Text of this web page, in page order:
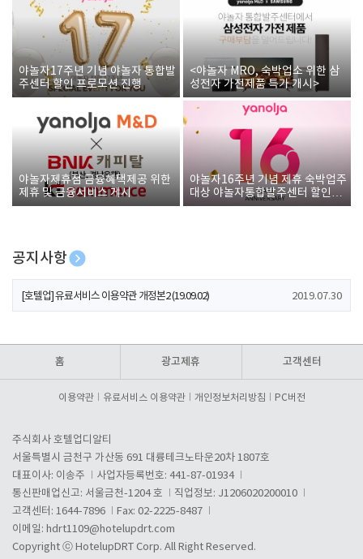
야놀자17주년 기념 야놀자 통합발
주센터 할인 프로모션 진행
<야놀자 MRO, 숙박업소 위한 삼
성전자 가전제품 특가 개시>
야놀자제휴점 금융혜택제공 위한
제휴 및 금융서비스 게시
야놀자16주년 기념 제휴 숙박업주
대상 야놀자통합발주센터 할인쿠
폰 증정
공지사항
[호텔업] 개인정보 처리방침 개정본1 (19.09.02)
[호텔업] 유료서비스 이용약관 개정본2 (19.09.02) 2019.07.30
홈 광고제휴 고객센터
이용약관 유료서비스 이용약관 개인정보처리방침 PC버전
주식회사 호텔업디알티
서울특별시 금천구 가산동 691 대륭테크노타운20차 1807호
대표이사: 이송주
사업자등록번호: 441-87-01934
통신판매업신고: 서울금천-1204 호
직업정보: J1206020200010
고객센터: 1644-7896
Fax: 02-2225-8487
이메일: hdrt1109@hotelupdrt.com
Copyright ⓒ HotelupDRT Corp. All Right Reserved.